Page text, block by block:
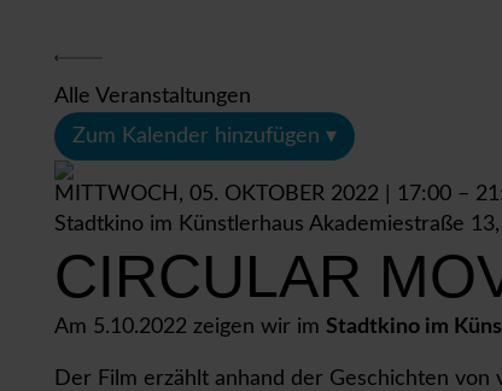
Alle Veranstaltungen
Zum Kalender hinzufügen ▾
MITTWOCH, 05. OKTOBER 2022 | 17:00 –
Stadtkino im Künstlerhaus Akademiestraße
CIRCULAR
Am 5.10.2022 zeigen wir im Stadtkino im
Der Film erzählt anhand der Geschichten